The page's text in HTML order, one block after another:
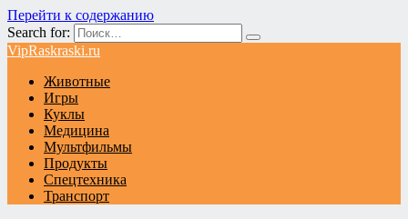
Перейти к содержанию
Search for:
VipRaskraski.ru
Животные
Игры
Куклы
Медицина
Мультфильмы
Продукты
Спецтехника
Транспорт